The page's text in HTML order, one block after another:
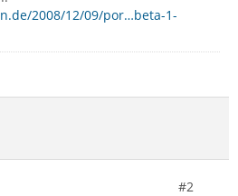
2008/12/09/por…beta-1-
#2